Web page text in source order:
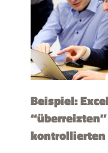
Beispiel:
kontrollierten